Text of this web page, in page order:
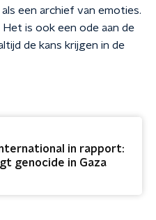
een archief van emoties.
Het is ook een ode aan de
de kans krijgen in de
in rapport:
genocide in Gaza